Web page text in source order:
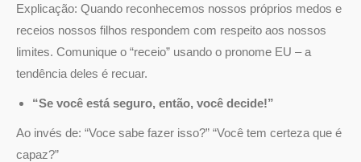
Explicação: Quando reconhecemos nossos próprios medos e
receios nossos filhos respondem com respeito aos nossos
limites. Comunique o “receio” usando o pronome EU – a
tendência deles é recuar.
“Se você está seguro, então, você decide!”
Ao invés de: “Voce sabe fazer isso?” “Você tem certeza que é
capaz?”